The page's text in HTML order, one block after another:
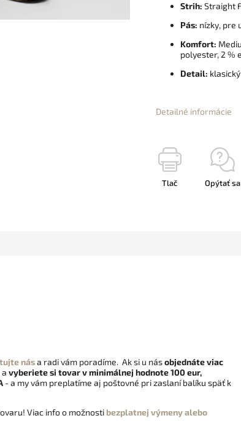
Strih: Straight
Pás: nízky, pre
Komfort:
polyester, 2 %
Detail:
Detailné informácie
Tlač Opýtať sa
nása radi vám poradíme. Ak si u násobjednáte viac
vyberiete si tovar v minimálnej hodnote 100 eur,
- a my vám preplatíme aj poštovné pri zaslaní balíku späť k
Viac info o možnosti bezplatnej výmeny alebo